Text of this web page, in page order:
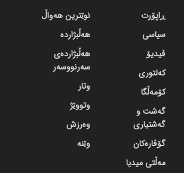
ڕاپۆرت
سیاسی
ڤیدیۆ
کەلتوری
کۆمەڵگا
گه‌شت و
گه‌شتیاری
گۆڤاره‌کان
مەڵتی میدیا
نوێترین هەواڵ
هەڵبژاردە
هەڵبژاردەی
سەرنووسەر
وتار
وتووێژ
وەرزش
وێنە